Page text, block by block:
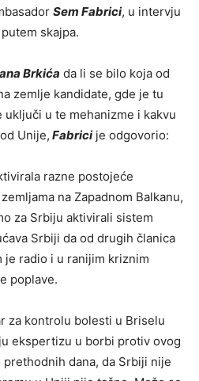
Sem Fabrici, u intervju
skajpa.
Brkića da li se bilo koja od
zemlje kandidate, gde je tu
uključi u te mehanizme i kakvu
Unije, Fabricije odgovorio:
razne postojeće
na Zapadnom Balkanu,
za Srbiju aktivirali sistem
Srbiji da od drugih članica
je radio i u ranijim kriznim
poplave.
za kontrolu bolesti u Briselu
ekspertizu u borbi protiv ovog
dana, da Srbiji nije